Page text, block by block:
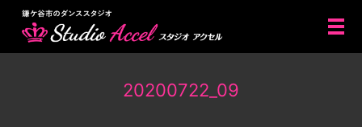
メ
20200722_09